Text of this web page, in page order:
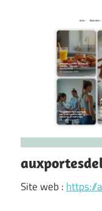
Site web : https://